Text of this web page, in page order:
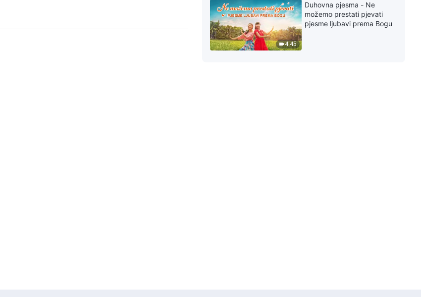
4:45
Duhovna pjesma - Ne
možemo prestati pjevati
pjesme ljubavi prema Bogu